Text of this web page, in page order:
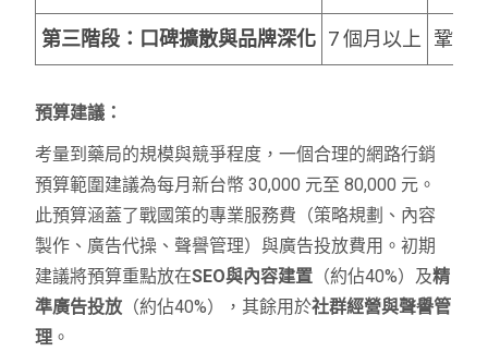
第三階段：口碑擴散與品牌深化 7 個月以上 鞏固
預算建議：
考量到藥局的規模與競爭程度，一個合理的網路行銷
預算範圍建議為每月新台幣 30,000 元至 80,000 元。
此預算涵蓋了戰國策的專業服務費（策略規劃、內容
製作、廣告代操、聲譽管理）與廣告投放費用。初期
建議將預算重點放在SEO與內容建置 （約佔40%）及精
準廣告投放 （約佔40%），其餘用於社群經營與聲譽管
理 。